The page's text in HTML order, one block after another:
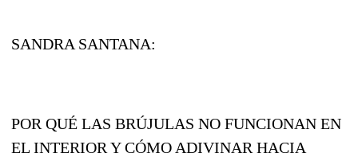
SANDRA SANTANA:
POR QUÉ LAS BRÚJULAS NO FUNCIONAN EN
EL INTERIOR Y CÓMO ADIVINAR HACIA